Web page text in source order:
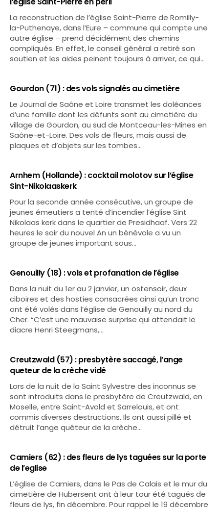
La reconstruction de l’église Saint-Pierre de Romilly-
la-Puthenaye, dans l’Eure – commune qui compte une
autre église – prend décidément des chemins
compliqués. En effet, le conseil général a retiré son
soutien et les aides peinent toujours à arriver, ce qui…
Gourdon (71) : des vols signalés au cimetière
Le Journal de Saône et Loire transmet les doléances
d’une famille dont les défunts sont au cimetière du
village de Gourdon, au sud de Montceau-les-Mines en
Saône-et-Loire. Des vols de fleurs, mais aussi de
plaques et d’objets sur les tombes…
Arnhem (Hollande) : cocktail molotov sur l’église
Sint-Nikolaaskerk
Pour la seconde année consécutive, un groupe de
jeunes émeutiers a tenté d’incendier l’église Sint
Nikolaas kerk dans le quartier de Presidhaaf. Vers 22
heures le soir du nouvel An un bénévole a vu un
groupe de jeunes important sous…
Genouilly (18) : vols et profanation de l’église
Dans la nuit du 1er au 2 janvier, un ostensoir, deux
ciboires et des hosties consacrées ainsi qu’un tronc
ont été volés dans l’église de Genouilly au nord du
Cher. “C’est une mauvaise surprise qui attendait le
diacre Henri Steegmans,…
Creutzwald (57) : presbytère saccagé, l’ange
queteur de la crèche vidé
Lors de la nuit de la Saint Sylvestre des inconnus se
sont introduits dans le presbytère de Creutzwald, en
Moselle, entre Saint-Avold et Sarrelouis, et ont
commis diverses destructions. Ils ont aussi pillé et
détruit l’ange quêteur de la crèche…
Camiers (62) : des fleurs de lys taguées sur la porte
de l’eglise
L’église de Camiers, dans le Pas de Calais et le mur du
cimetière de Hubersent ont à leur tour été tagués de
fleurs de lys, fin décembre. Pour rappel le 19 décembre